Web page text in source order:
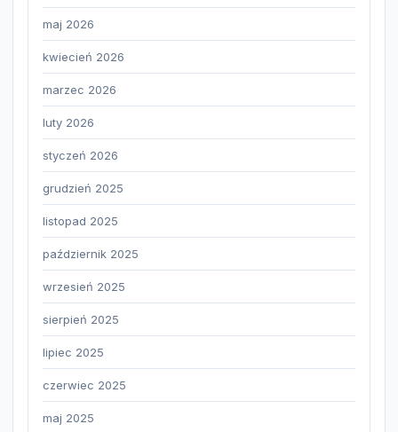
maj 2026
kwiecień 2026
marzec 2026
luty 2026
styczeń 2026
grudzień 2025
listopad 2025
październik 2025
wrzesień 2025
sierpień 2025
lipiec 2025
czerwiec 2025
maj 2025